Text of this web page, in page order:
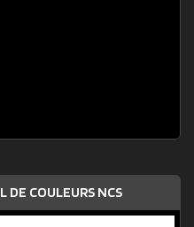
DE COULEURS NCS